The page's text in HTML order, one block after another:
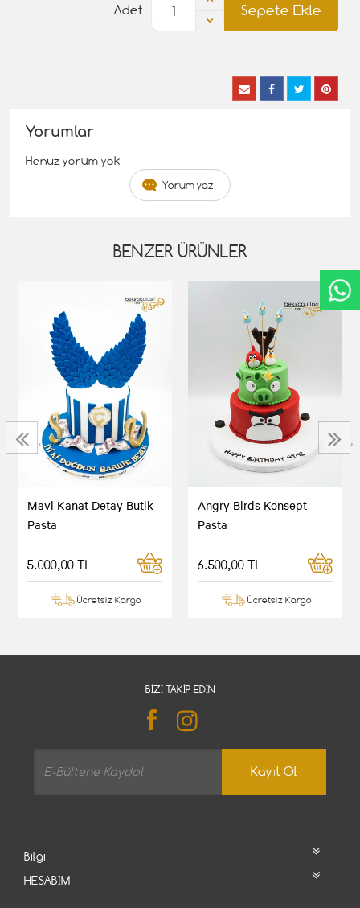
Sepete Ekle
Adet
Yorumlar
Henüz yorum yok
Yorum yaz
BENZER ÜRÜNLER
Mavi Kanat Detay Butik
Pasta
5.000,00 TL
Ücretsiz Kargo
Angry Birds Konsept
Pasta
6.500,00 TL
Ücretsiz Kargo
‹ ›
BIZI TAKIP EDIN
Kayıt Ol
Bilgi
HESABIM